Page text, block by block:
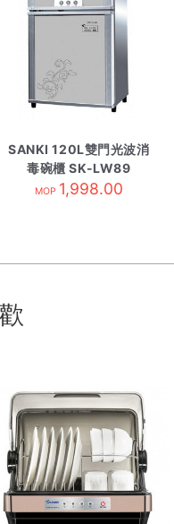
SANKI 120L雙門光波消
毒碗櫃 SK-LW89
MOP 1,998.00